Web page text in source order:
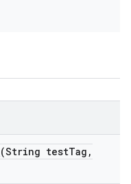
(String testTag ,